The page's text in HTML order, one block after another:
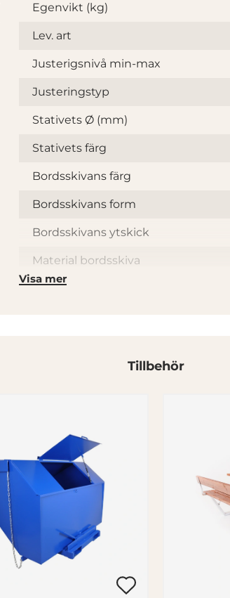
Egenvikt (kg)
Lev. art
Justerigsnivå min-max
Justeringstyp
Stativets Ø (mm)
Stativets färg
Bordsskivans färg
Bordsskivans form
Bordsskivans ytskick
Material bordsskiva
Material stativ
Visa mer
Tillbehör